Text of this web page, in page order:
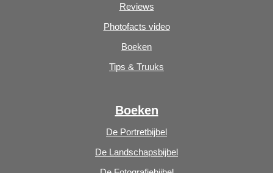
Reviews
Photofacts video
Boeken
Tips & Truuks
Boeken
De Portretbijbel
De Landschapsbijbel